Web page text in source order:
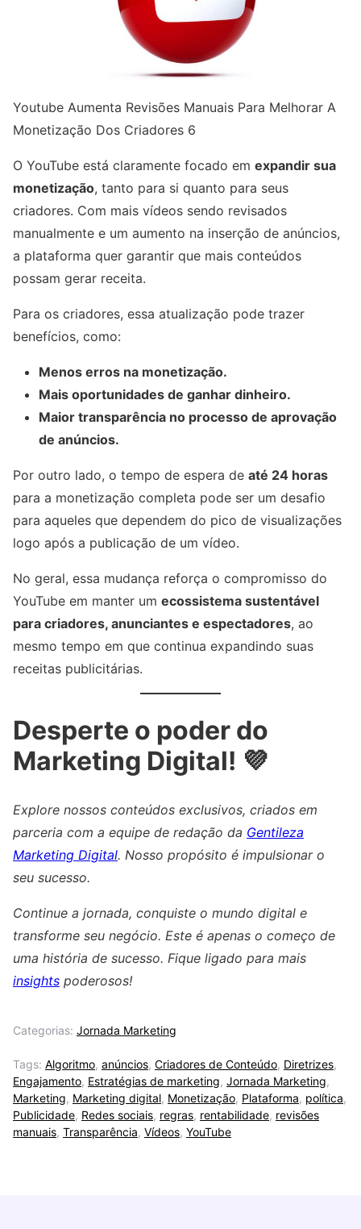
Youtube Aumenta Revisões Manuais Para Melhorar A
Monetização Dos Criadores 6
O YouTube está claramente focado em expandir sua
monetização, tanto para si quanto para seus
criadores. Com mais vídeos sendo revisados
manualmente e um aumento na inserção de anúncios,
a plataforma quer garantir que mais conteúdos
possam gerar receita.
Para os criadores, essa atualização pode trazer
benefícios, como:
Menos erros na monetização.
Mais oportunidades de ganhar dinheiro.
Maior transparência no processo de aprovação
de anúncios.
Por outro lado, o tempo de espera de até 24 horas
para a monetização completa pode ser um desafio
para aqueles que dependem do pico de visualizações
logo após a publicação de um vídeo.
No geral, essa mudança reforça o compromisso do
YouTube em manter um ecossistema sustentável
para criadores, anunciantes e espectadores, ao
mesmo tempo em que continua expandindo suas
receitas publicitárias.
Desperte o poder do
Marketing Digital! 💜
Explore nossos conteúdos exclusivos, criados em
parceria com a equipe de redação da Gentileza
Marketing Digital. Nosso propósito é impulsionar o
seu sucesso.
Continue a jornada, conquiste o mundo digital e
transforme seu negócio. Este é apenas o começo de
uma história de sucesso. Fique ligado para mais
insights poderosos!
Categorias: Jornada Marketing
Tags: Algoritmo, anúncios, Criadores de Conteúdo, Diretrizes,
Engajamento, Estratégias de marketing, Jornada Marketing,
Marketing, Marketing digital, Monetização, Plataforma, política,
Publicidade, Redes sociais, regras, rentabilidade, revisões
manuais, Transparência, Vídeos, YouTube